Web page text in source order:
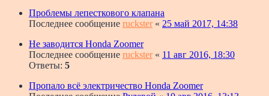
Проблемы лепесткового клапана
Последнее сообщение ruckster« 25 май 2017, 14:38
Не заводится Honda Zoomer
Последнее сообщение ruckster« 11 авг 2016, 18:30
Ответы: 5
Пропало всё электричество Honda Zoomer